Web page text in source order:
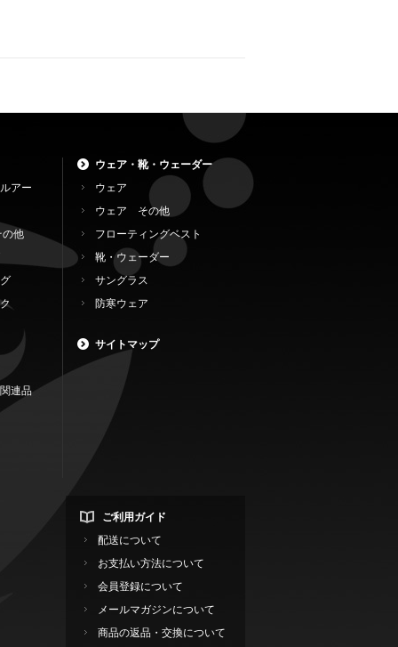
アー
の他
連品
ウェア・靴・ウェーダー
ウェア
ウェア その他
フローティングベスト
靴・ウェーダー
サングラス
防寒ウェア
サイトマップ
ご利用ガイド
配送について
お支払い方法について
会員登録について
メールマガジンについて
商品の返品・交換について